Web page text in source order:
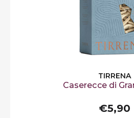
TIRRENA
Caserecce di
€5,90